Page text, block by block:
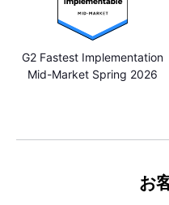
G2 Fastest Implementation
Mid-Market Spring 2026
お